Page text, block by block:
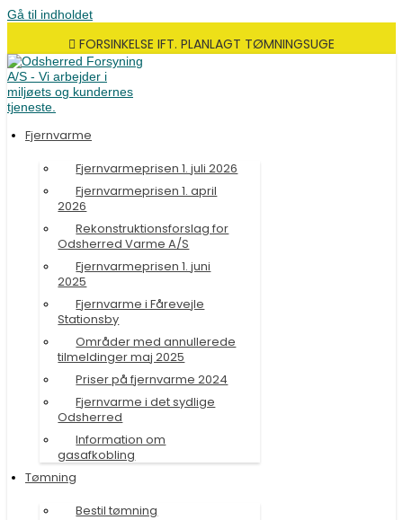
Gå til indholdet
FORSINKELSE IFT. PLANLAGT TØMNINGSUGE
Fjernvarme
Fjernvarmeprisen 1. juli 2026
Fjernvarmeprisen 1. april
2026
Rekonstruktionsforslag for
Odsherred Varme A/S
Fjernvarmeprisen 1. juni
2025
Fjernvarme i Fårevejle
Stationsby
Områder med annullerede
tilmeldinger maj 2025
Priser på fjernvarme 2024
Fjernvarme i det sydlige
Odsherred
Information om
gasafkobling
Tømning
Bestil tømning